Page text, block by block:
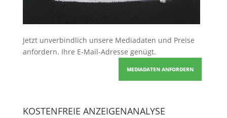
Jetzt unverbindlich unsere Mediadaten und Preise
anfordern. Ihre E-Mail-Adresse genügt.
MEDIADATEN ANFORDERN
KOSTENFREIE ANZEIGENANALYSE